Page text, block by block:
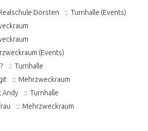
Dorsten
:: Turnhalle (Events)
(Events)
:: Turnhalle
:: Mehrzweckraum
Andy
:: Turnhalle
:: Mehrzweckraum